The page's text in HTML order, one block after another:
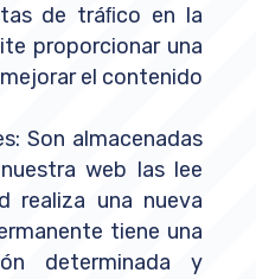
de tráﬁco en la
proporcionar una
el contenido
Son almacenadas
web las lee
realiza una nueva
tiene una
determinada y